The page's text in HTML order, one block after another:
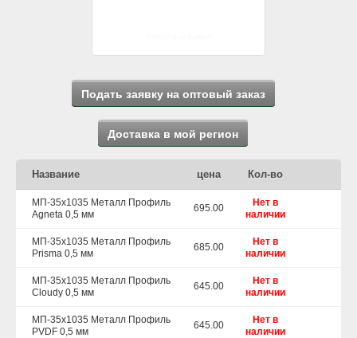
Подать заявку на оптовый заказ
Доставка в мой регион
Название цена Кол-во
МП-35х1035 Металл Профиль
Agneta 0,5 мм
695.00
Нет в
наличии
МП-35х1035 Металл Профиль
Prisma 0,5 мм
685.00
Нет в
наличии
МП-35х1035 Металл Профиль
Cloudy 0,5 мм
645.00
Нет в
наличии
МП-35х1035 Металл Профиль
PVDF 0,5 мм
645.00
Нет в
наличии